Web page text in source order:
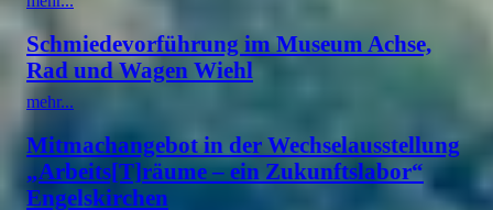
Schmiedevorführung im Museum Achse,
Rad und Wagen Wiehl
mehr...
Mitmachangebot in der Wechselausstellung
„Arbeits[T]räume – ein Zukunftslabor“
Engelskirchen